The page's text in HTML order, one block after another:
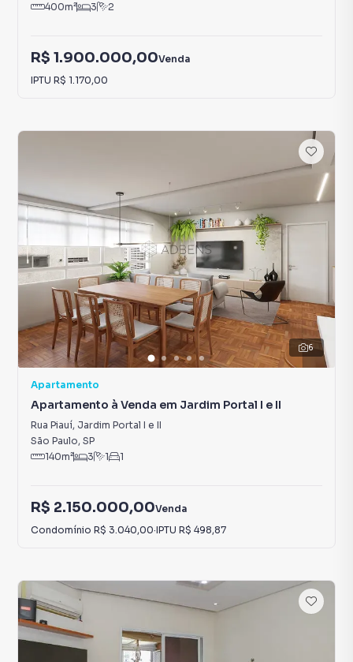
400m² 3 2
R$ 1.900.000,00Venda
IPTU R$ 1.170,00
6
Apartamento
Apartamento à Venda em Jardim Portal I e II
Rua Piauí, Jardim Portal I e II
São Paulo, SP
140m² 3 1 1
R$ 2.150.000,00Venda
Condomínio R$ 3.040,00·IPTU R$ 498,87